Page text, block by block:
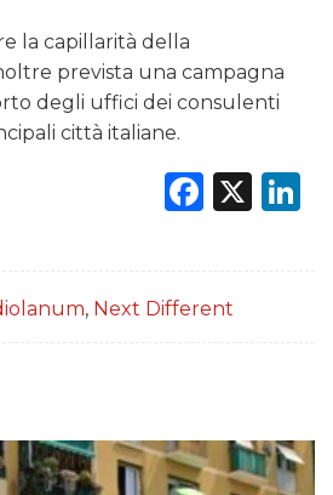
la capillarità della
prevista una campagna
degli uffici dei consulenti
città italiane.
X
, Next Different